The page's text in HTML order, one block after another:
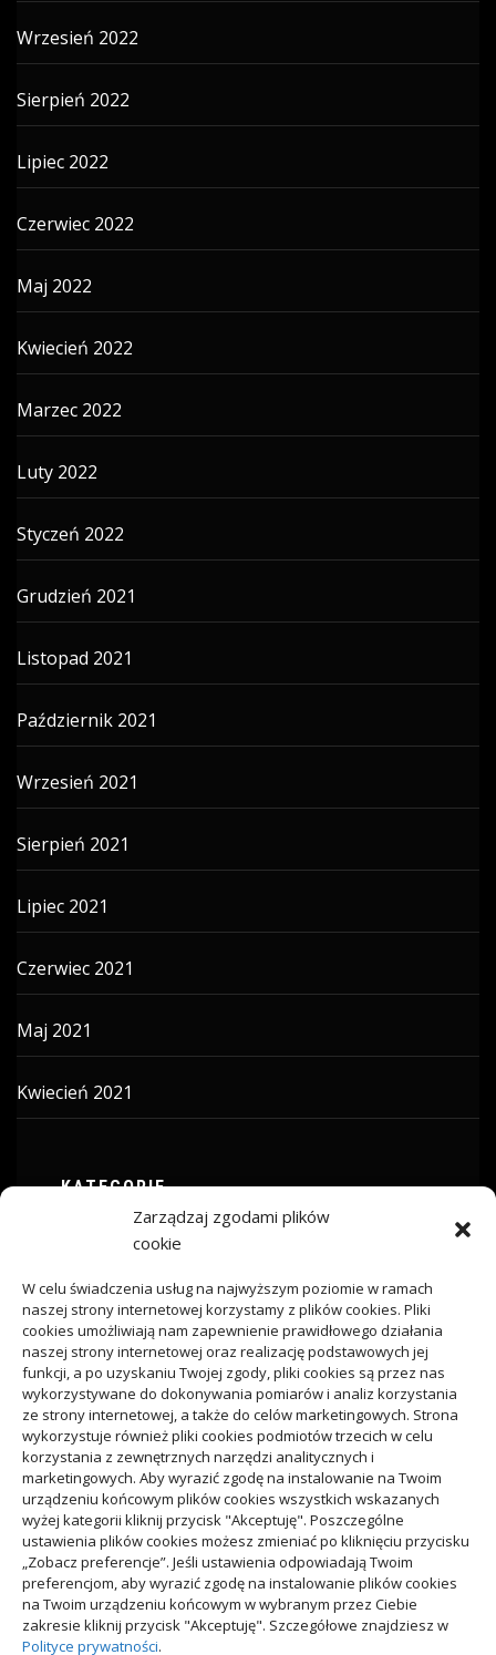
Zarządzaj zgodami plików
cookie
W celu świadczenia usług na najwyższym poziomie w ramach
naszej strony internetowej korzystamy z plików cookies. Pliki
cookies umożliwiają nam zapewnienie prawidłowego działania
naszej strony internetowej oraz realizację podstawowych jej
funkcji, a po uzyskaniu Twojej zgody, pliki cookies są przez nas
wykorzystywane do dokonywania pomiarów i analiz korzystania
ze strony internetowej, a także do celów marketingowych. Strona
wykorzystuje również pliki cookies podmiotów trzecich w celu
korzystania z zewnętrznych narzędzi analitycznych i
marketingowych. Aby wyrazić zgodę na instalowanie na Twoim
urządzeniu końcowym plików cookies wszystkich wskazanych
wyżej kategorii kliknij przycisk "Akceptuję". Poszczególne
ustawienia plików cookies możesz zmieniać po kliknięciu przycisku
„Zobacz preferencje”. Jeśli ustawienia odpowiadają Twoim
preferencjom, aby wyrazić zgodę na instalowanie plików cookies
na Twoim urządzeniu końcowym w wybranym przez Ciebie
zakresie kliknij przycisk "Akceptuję". Szczegółowe znajdziesz w
Polityce prywatności.
Wrzesień 2022
Sierpień 2022
Lipiec 2022
Czerwiec 2022
Maj 2022
Kwiecień 2022
Marzec 2022
Luty 2022
Styczeń 2022
Grudzień 2021
Listopad 2021
Październik 2021
Wrzesień 2021
Sierpień 2021
Lipiec 2021
Czerwiec 2021
Maj 2021
Kwiecień 2021
KATEGORIE
ARTYKUŁ SPONSOROWANY
Budownictwo
Dom
Ogród
Przemysł
Polityka plików cookies (EU) |Polityka prywatności